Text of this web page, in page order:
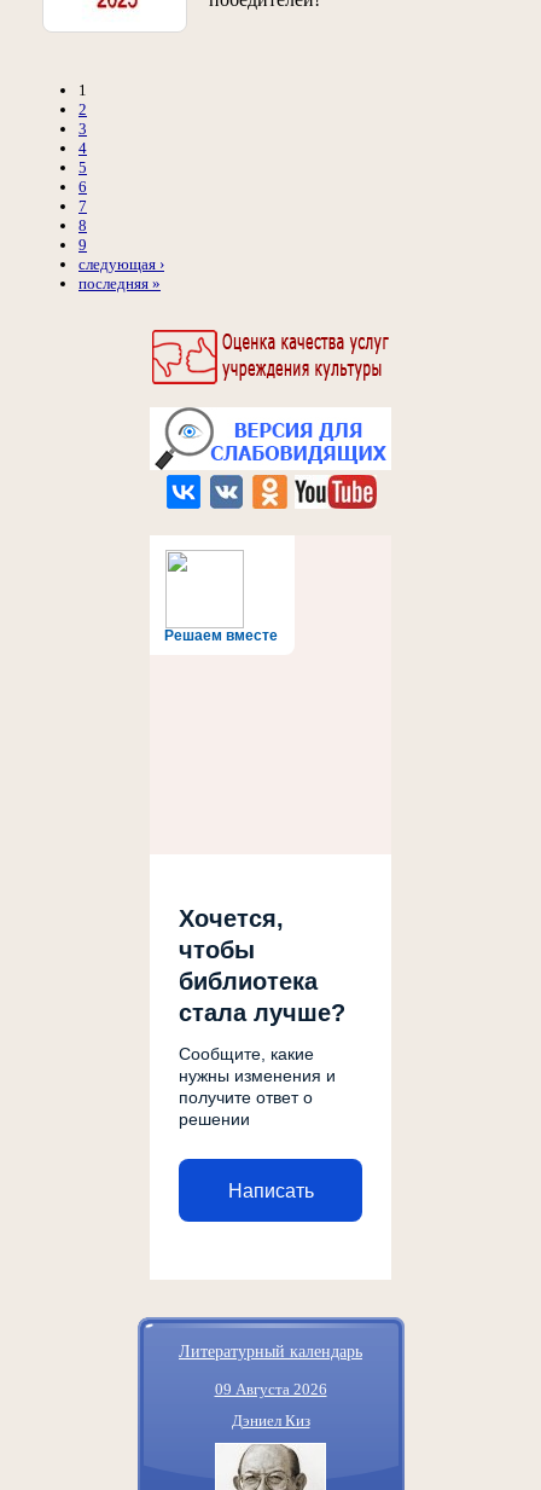
Решаем вместе
Хочется,
чтобы
библиотека
стала лучше?
Сообщите, какие
нужны изменения и
получите ответ о
решении
Написать
Литературный календарь
09 Августа 2026
Дэниел Киз
1
2
3
4
5
6
7
8
9
следующая ›
последняя »